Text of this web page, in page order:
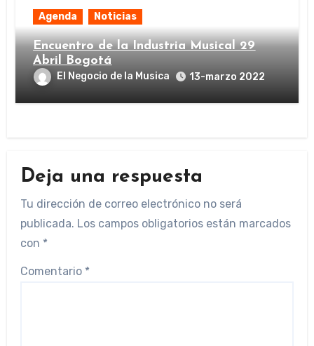
Agenda Noticias
Encuentro de la Industria Musical 29
Abril Bogotá
El Negocio de la Musica 13-marzo 2022
Deja una respuesta
Tu dirección de correo electrónico no será
publicada. Los campos obligatorios están marcados
con *
Comentario *